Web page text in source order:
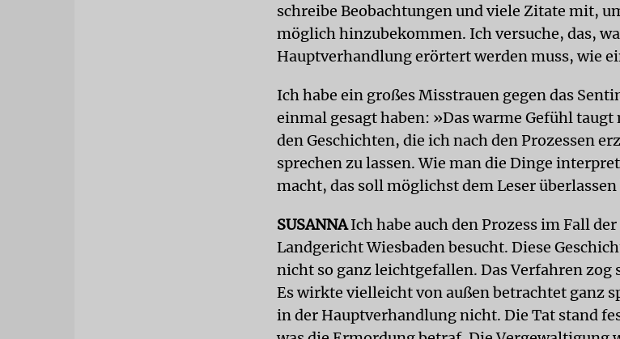
schreibe Beobachtungen und viele Zitate mit,
möglich hinzubekommen. Ich versuche, das,
Hauptverhandlung erörtert werden muss, wie
Ich habe ein großes Misstrauen gegen das
einmal gesagt haben: »Das warme Gefühl
den Geschichten, die ich nach den Prozessen
sprechen zu lassen. Wie man die Dinge
macht, das soll möglichst dem Leser
SUSANNAIch habe auch den Prozess im Fall
Landgericht Wiesbaden besucht. Diese
nicht so ganz leichtgefallen. Das Verfahren
Es wirkte vielleicht von außen betrachtet ganz
in der Hauptverhandlung nicht. Die Tat stand